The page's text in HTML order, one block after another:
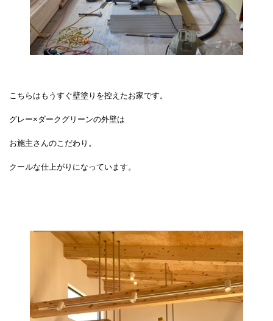
こちらはもうすぐ壁塗りを控えたお家です。
グレー×ダークグリーンの外壁は
お施主さんのこだわり。
クールな仕上がりになっています。